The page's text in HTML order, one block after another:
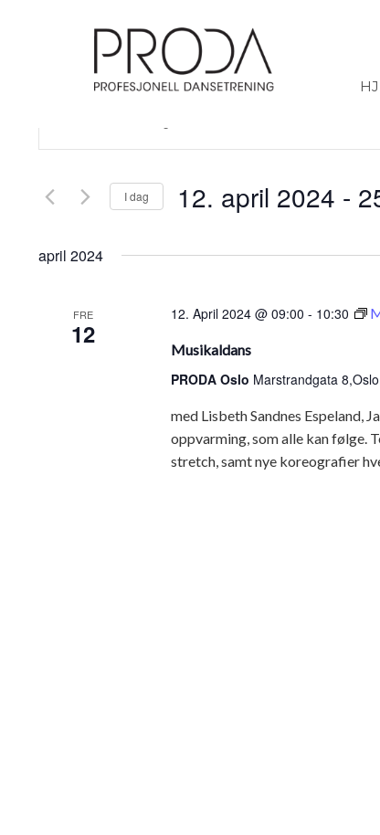
Search
Views
Søk
Arrangementer.
I dag 12. april 2024 -
april 2024
FRE
12
12. April 2024 @ 09:00 - 10:30
Musikaldans
PRODA Oslo Marstrandgata
med Lisbeth Sandnes Espeland,
oppvarming, som alle kan følge.
stretch, samt nye koreografier